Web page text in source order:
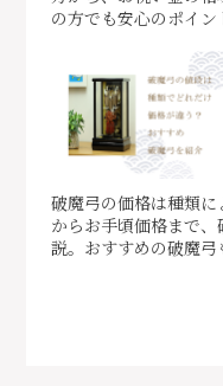
の方でも安心のポイ
破魔弓の価格は種類
からお手頃価格まで
説。おすすめの破魔